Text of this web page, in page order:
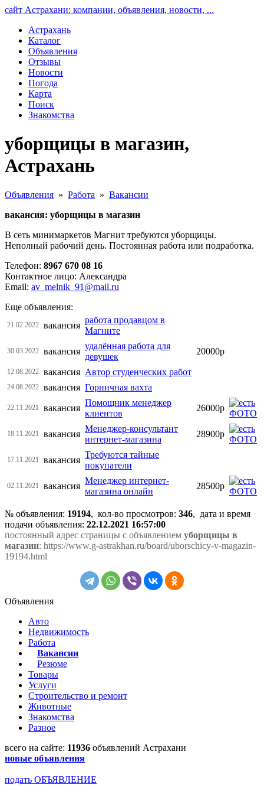
сайт Астрахани: компании, объявления, новости, ...
Астрахань
Каталог
Объявления
Отзывы
Новости
Погода
Карта
Поиск
Знакомства
уборщицы в магазин,
Астрахань
Объявления » Работа » Вакансии
вакансия: уборщицы в магазин
В сеть минимаркетов Магнит требуются уборщицы.
Неполный рабочий день. Постоянная работа или подработка.
Телефон: 8967 670 08 16
Контактное лицо: Александра
Email: av_melnik_91@mail.ru
Еще объявления:
21.02.2022 вакансия
работа продавцом в
Магните
30.03.2022 вакансия
удалённая работа для
девушек
20000р
12.08.2022 вакансия Автор студенческих работ
24.08.2022 вакансия Горничная вахта
22.11.2021 вакансия
Помощник менеджер
клиентов
26000р
18.11.2021 вакансия
Менеджер-консультант
интернет-магазина
28900р
17.11.2021 вакансия
Требуются тайные
покупатели
02.11.2021 вакансия
Менеджер интернет-
магазина онлайн
28500р
№ объявления: 19194, кол-во просмотров: 346, дата и время
подачи объявления: 22.12.2021 16:57:00
постоянный адрес страницы с объявлением уборщицы в
магазин: https://www.g-astrakhan.ru/board/uborschicy-v-magazin-
19194.html
Объявления
Авто
Недвижимость
Работа
Вакансии
Резюме
Товары
Услуги
Строительство и ремонт
Животные
Знакомства
Разное
всего на сайте: 11936 объявлений Астрахани
новые объявления
подать ОБЪЯВЛЕНИЕ